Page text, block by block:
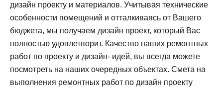
дизайн проекту и материалов. Учитывая технические
особенности помещений и отталкиваясь от Вашего
бюджета, мы получаем дизайн проект, который Вас
полностью удовлетворит. Качество наших ремонтных
работ по проекту и дизайн- идей, вы всегда можете
посмотреть на наших очередных объектах. Смета на
выполнения ремонтных работ по дизайн проекту